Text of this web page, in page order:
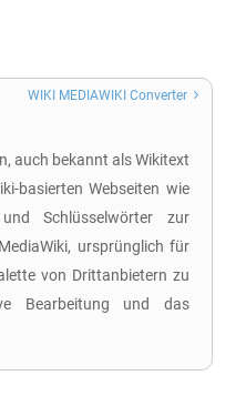
auch bekannt als Wikitext
basierten Webseiten wie
Schlüsselwörter zur
ursprünglich für
von Drittanbietern zu
Bearbeitung und das
WIKI MEDIAWIKI Converter